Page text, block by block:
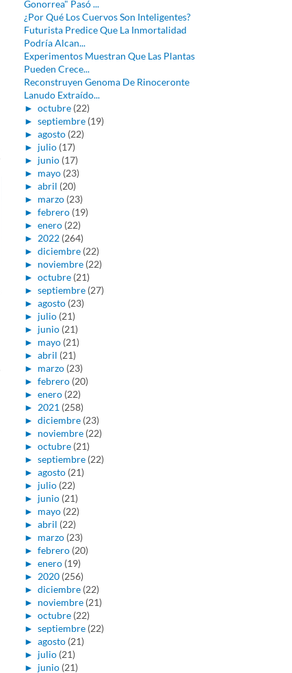
Gonorrea" Pasó ...
¿Por Qué Los Cuervos Son Inteligentes?
Futurista Predice Que La Inmortalidad
Podría Alcan...
Experimentos Muestran Que Las Plantas
Pueden Crece...
Reconstruyen Genoma De Rinoceronte
Lanudo Extraído...
► octubre (22)
► septiembre (19)
► agosto (22)
► julio (17)
► junio (17)
► mayo (23)
► abril (20)
► marzo (23)
► febrero (19)
► enero (22)
► 2022 (264)
► diciembre (22)
► noviembre (22)
► octubre (21)
► septiembre (27)
► agosto (23)
► julio (21)
► junio (21)
► mayo (21)
► abril (21)
► marzo (23)
► febrero (20)
► enero (22)
► 2021 (258)
► diciembre (23)
► noviembre (22)
► octubre (21)
► septiembre (22)
► agosto (21)
► julio (22)
► junio (21)
► mayo (22)
► abril (22)
► marzo (23)
► febrero (20)
► enero (19)
► 2020 (256)
► diciembre (22)
► noviembre (21)
► octubre (22)
► septiembre (22)
► agosto (21)
► julio (21)
► junio (21)